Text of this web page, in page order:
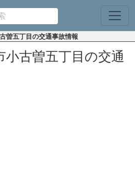
曽五丁目の交通事故情報
小古曽五丁目の交通